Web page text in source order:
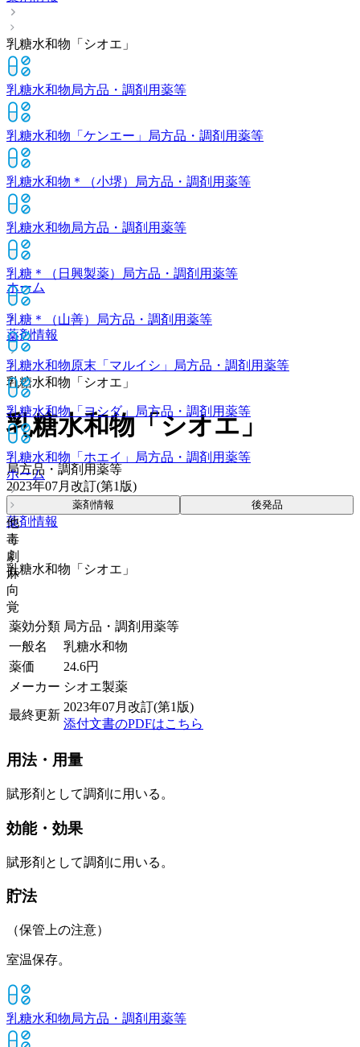
乳糖水和物「シオエ」
乳糖水和物局方品・調剤用薬等
乳糖水和物「ケンエー」 局方品・調剤用薬等
乳糖水和物＊（小堺） 局方品・調剤用薬等
乳糖水和物局方品・調剤用薬等
乳糖＊（日興製薬） 局方品・調剤用薬等
乳糖＊（山善） 局方品・調剤用薬等
乳糖水和物原末「マルイシ」 局方品・調剤用薬等
乳糖水和物「ヨシダ」 局方品・調剤用薬等
乳糖水和物「ホエイ」
局方品・調剤用薬等
ホーム
薬剤情報
乳糖水和物「シオエ」
ホーム
薬剤情報
乳糖水和物「シオエ」
乳糖水和物「シオエ」
局方品・調剤用薬等
2023年07月改訂(第1版)
薬剤情報 後発品
他
毒
劇
麻
向
覚
薬効分類 局方品・調剤用薬等
一般名
乳糖水和物
薬価
24.6円
メーカー シオエ製薬
最終更新
2023年07月改訂(第1版)
添付文書のPDFはこちら
用法・用量
賦形剤として調剤に用いる。
効能・効果
賦形剤として調剤に用いる。
貯法
（保管上の注意）
室温保存。
乳糖水和物局方品・調剤用薬等